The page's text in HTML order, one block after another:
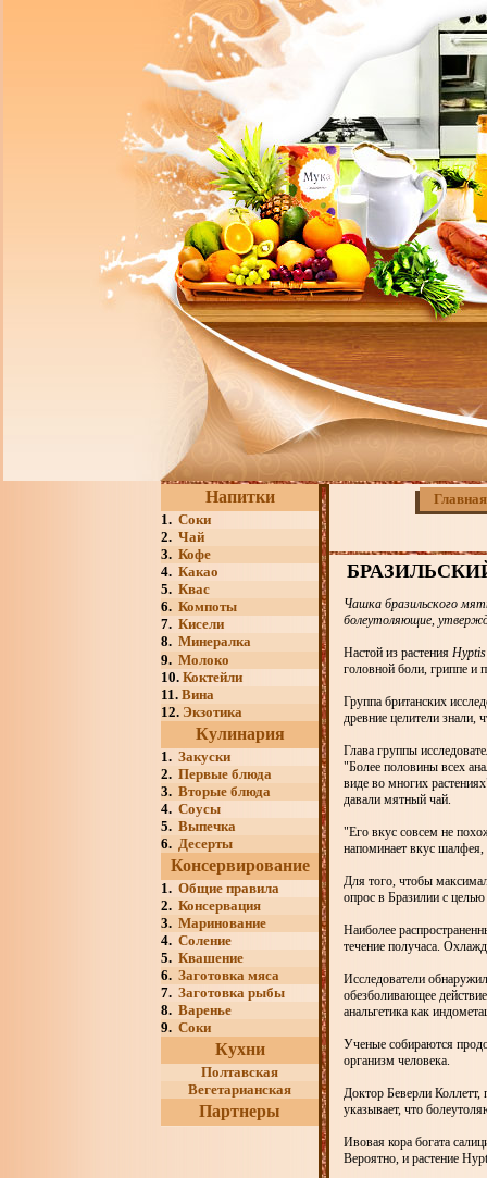
Напитки
1. Соки
2. Чай
3. Кофе
4. Какао
5. Квас
6. Компоты
7. Кисели
8. Минералка
9. Молоко
10. Коктейли
11. Вина
12. Экзотика
Кулинария
1. Закуски
2. Первые блюда
3. Вторые блюда
4. Соусы
5. Выпечка
6. Десерты
Консервирование
1. Общие правила
2. Консервация
3. Маринование
4. Соление
5. Квашение
6. Заготовка мяса
7. Заготовка рыбы
8. Варенье
9. Соки
Кухни
Полтавская
Вегетарианская
Партнеры
Главная
Чашка бразильского
болеутоляющие,
Настой из растения
головной боли, гриппе и
Группа британских
древние целители знали,
Глава группы
"Более половины всех
виде во многих
давали мятный чай.
"Его вкус совсем не
напоминает вкус шалфея,
Для того, чтобы
опрос в Бразилии с целью
Наиболее
течение получаса.
Исследователи
обезболивающее
анальгетика как
Ученые собираются
организм человека.
Доктор Беверли Коллетт,
указывает, что
Ивовая кора богата
Вероятно, и растение